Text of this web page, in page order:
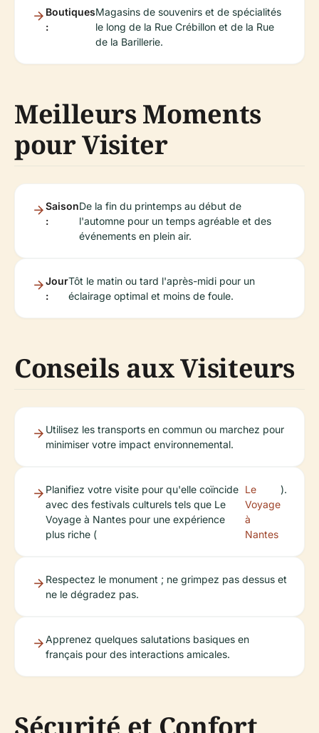
Boutiques
:
Magasins de souvenirs et de spécialités
le long de la Rue Crébillon et de la Rue
de la Barillerie.
Meilleurs Moments
pour Visiter
Saison
:
De la fin du printemps au début de
l'automne pour un temps agréable et des
événements en plein air.
Jour
:
Tôt le matin ou tard l'après-midi pour un
éclairage optimal et moins de foule.
Conseils aux Visiteurs
Utilisez les transports en commun ou marchez pour
minimiser votre impact environnemental.
Planifiez votre visite pour qu'elle coïncide
avec des festivals culturels tels que Le
Voyage à Nantes pour une expérience
plus riche (
Le
Voyage
à
Nantes
).
Respectez le monument ; ne grimpez pas dessus et
ne le dégradez pas.
Apprenez quelques salutations basiques en
français pour des interactions amicales.